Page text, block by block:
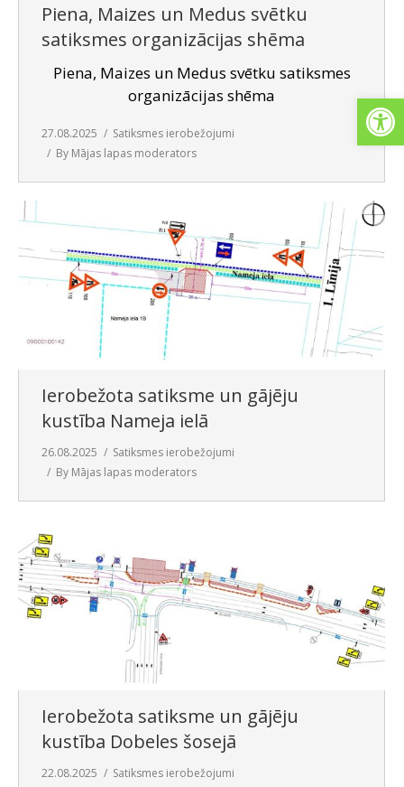
Piena, Maizes un Medus svētku
satiksmes organizācijas shēma
Piena, Maizes un Medus svētku satiksmes
organizācijas shēma
27.08.2025
Satiksmes ierobežojumi
By Mājas lapas moderators
Ierobežota satiksme un gājēju
kustība Nameja ielā
26.08.2025
Satiksmes ierobežojumi
By Mājas lapas moderators
Ierobežota satiksme un gājēju
kustība Dobeles šosejā
22.08.2025
Satiksmes ierobežojumi